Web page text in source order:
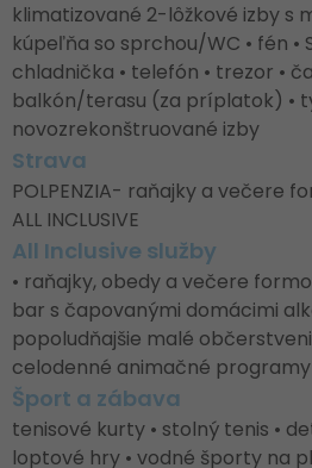
klimatizované 2-lôžkové izby s
kúpeľňa so sprchou/WC • fén •
chladnička • telefón • trezor •
balkón/terasu (za príplatok) •
novozrekonštruované izby
Strava
POLPENZIA- raňajky a večere
ALL INCLUSIVE
All Inclusive služby
• raňajky, obedy a večere
bar s čapovanými domácimi
popoludňajšie malé
celodenné animačné
Šport a zábava
tenisové kurty • stolný tenis •
loptové hry • vodné športy na